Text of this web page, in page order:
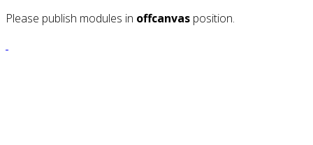
Please publish modules in offcanvas position.